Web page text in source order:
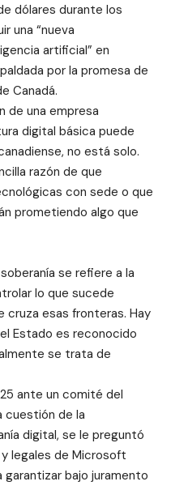
dólares durante los
una “nueva
artificial” en
por la promesa de
Canadá.
de una empresa
digital básica puede
no está solo.
razón de que
con sede o que
prometiendo algo que
se refiere a la
lo que sucede
cruza esas fronteras. Hay
Estado es reconocido
se trata de
ante un comité del
cuestión de la
digital, se le preguntó
legales de Microsoft
garantizar bajo juramento